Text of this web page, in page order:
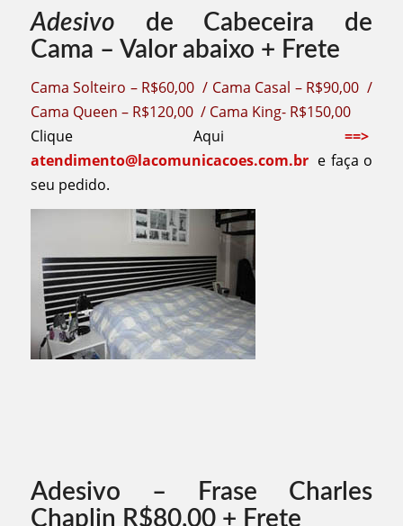
Adesivo de Cabeceira de
Cama – Valor abaixo + Frete
Cama Solteiro – R$60,00 / Cama Casal – R$90,00 /
Cama Queen – R$120,00 / Cama King- R$150,00
Clique Aqui==>
atendimento@lacomunicacoes.com.br e faça o
seu pedido.
Adesivo – Frase Charles
Chaplin R$80,00 + Frete